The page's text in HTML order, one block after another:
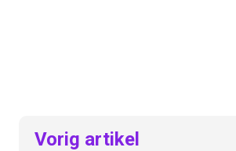
Vorig artikel